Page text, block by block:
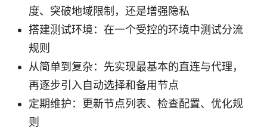
度、突破地域限制，还是增强隐私
搭建测试环境：在一个受控的环境中测试分流
规则
从简单到复杂：先实现最基本的直连与代理，
再逐步引入自动选择和备用节点
定期维护：更新节点列表、检查配置、优化规
则